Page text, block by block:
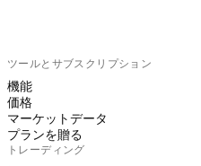
ツールとサブスクリプション
機能
価格
マーケットデータ
プランを贈る
トレーディング